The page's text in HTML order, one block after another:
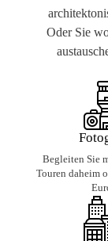
Oder Sie
Begleiten Sie
Touren daheim